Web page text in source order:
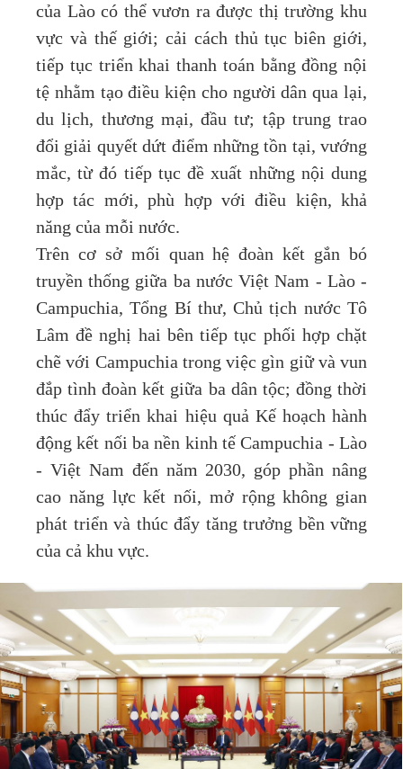
của Lào có thể vươn ra được thị trường khu
vực và thế giới; cải cách thủ tục biên giới,
tiếp tục triển khai thanh toán bằng đồng nội
tệ nhằm tạo điều kiện cho người dân qua lại,
du lịch, thương mại, đầu tư; tập trung trao
đổi giải quyết dứt điểm những tồn tại, vướng
mắc, từ đó tiếp tục đề xuất những nội dung
hợp tác mới, phù hợp với điều kiện, khả
năng của mỗi nước.
Trên cơ sở mối quan hệ đoàn kết gắn bó
truyền thống giữa ba nước Việt Nam - Lào -
Campuchia, Tổng Bí thư, Chủ tịch nước Tô
Lâm đề nghị hai bên tiếp tục phối hợp chặt
chẽ với Campuchia trong việc gìn giữ và vun
đắp tình đoàn kết giữa ba dân tộc; đồng thời
thúc đẩy triển khai hiệu quả Kế hoạch hành
động kết nối ba nền kinh tế Campuchia - Lào
- Việt Nam đến năm 2030, góp phần nâng
cao năng lực kết nối, mở rộng không gian
phát triển và thúc đẩy tăng trưởng bền vững
của cả khu vực.